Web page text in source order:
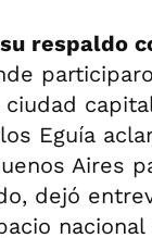
respaldo
Eguía
Aires
dejó